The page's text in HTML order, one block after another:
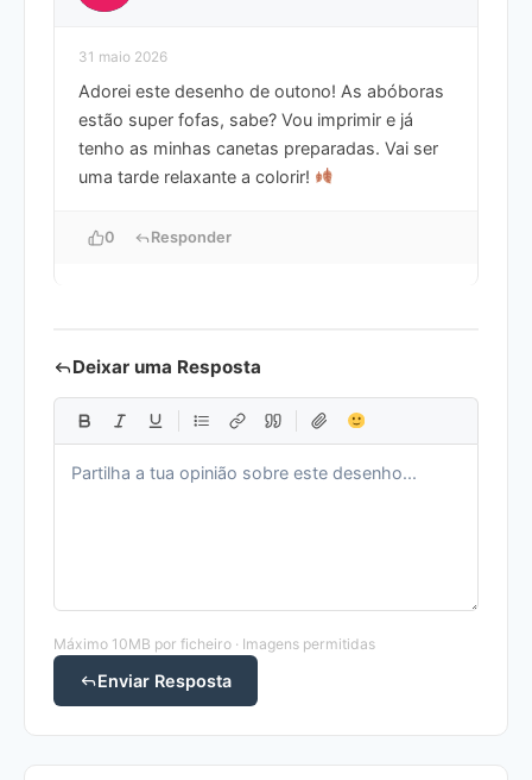
31 maio 2026
Adorei este desenho de outono! As abóboras
estão super fofas, sabe? Vou imprimir e já
tenho as minhas canetas preparadas. Vai ser
uma tarde relaxante a colorir!
0 Responder
Deixar uma Resposta
Máximo 10MB por ficheiro · Imagens permitidas
Enviar Resposta